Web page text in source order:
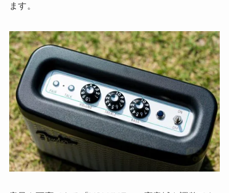
ます。